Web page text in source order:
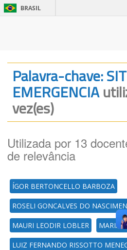
BRASIL
Palavra-chave:
EMERGENCIA
vez(es)
Utilizada por 13
de relevância
ÍGOR BERTONCELLO BARBOZA
ROSELI GONCALVES DO
MAURI LEODIR LOBLER MARIA
LUIZ FERNANDO RISSOTTO